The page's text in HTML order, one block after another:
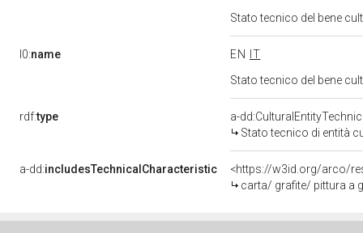
Stato tecnico del bene
l0:name EN
IT
Stato tecnico del bene
rdf:type
a-
Stato tecnico di entità
a-dd:includesTechnicalCharacteristic
<https://w3id.org/arco/
carta/ grafite/ pittura a